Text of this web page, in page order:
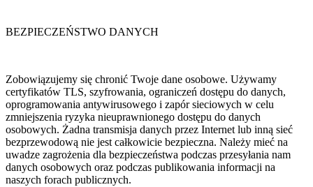
BEZPIECZEŃSTWO DANYCH
Zobowiązujemy się chronić Twoje dane osobowe. Używamy
certyfikatów TLS, szyfrowania, ograniczeń dostępu do danych,
oprogramowania antywirusowego i zapór sieciowych w celu
zmniejszenia ryzyka nieuprawnionego dostępu do danych
osobowych. Żadna transmisja danych przez Internet lub inną sieć
bezprzewodową nie jest całkowicie bezpieczna. Należy mieć na
uwadze zagrożenia dla bezpieczeństwa podczas przesyłania nam
danych osobowych oraz podczas publikowania informacji na
naszych forach publicznych.